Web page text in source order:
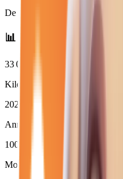
De 47 480 €.
📊 Statistiques des
33 014
km
Kilométrage moyen
2024
Année moyenne
100
Moins de 3 ans (